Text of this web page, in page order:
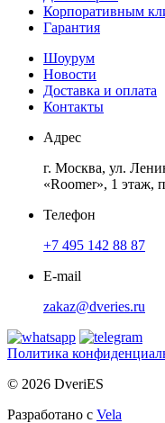
Корпоративным
Гарантия
Шоурум
Новости
Доставка и оплата
Контакты
Адрес
г. Москва, ул.
«Roomer», 1 этаж,
Телефон
+7 495 142 88 87
E-mail
zakaz@dveries.ru
Политика
© 2026 DveriES
Разработано с Vela